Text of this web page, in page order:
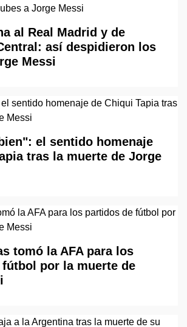
al Real Madrid y de
así despidieron los
Messi
el sentido homenaje
tras la muerte de Jorge
tomó la AFA para los
por la muerte de